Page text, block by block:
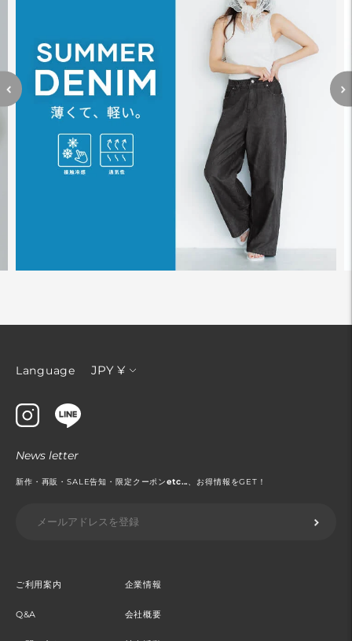
Language
通
JPY ¥
ご利用案内
Q&A
企業情報
会社概要
News letter
新作・再販・SALE告知・限定クーポンetc...、お得情報をGET！